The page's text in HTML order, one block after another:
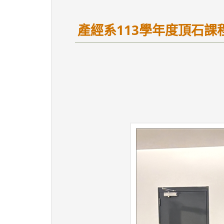
產經系113學年度頂石課